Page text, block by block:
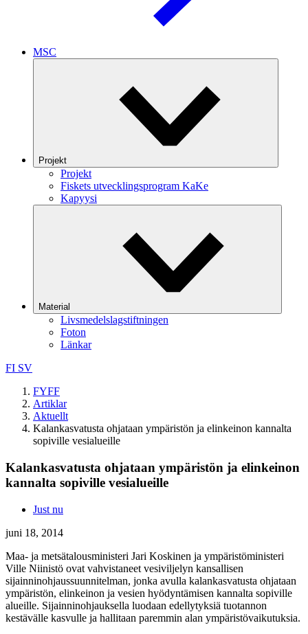
MSC
Projekt
Projekt
Fiskets utvecklingsprogram KaKe
Kapyysi
Material
Livsmedelslagstiftningen
Foton
Länkar
FI SV
FYFF
Artiklar
Aktuellt
Kalankasvatusta ohjataan ympäristön ja elinkeinon kannalta
sopiville vesialueille
Kalankasvatusta ohjataan ympäristön ja elinkeinon
kannalta sopiville vesialueille
Just nu
juni 18, 2014
Maa- ja metsätalousministeri Jari Koskinen ja ympäristöministeri
Ville Niinistö ovat vahvistaneet vesiviljelyn kansallisen
sijainninohjaussuunnitelman, jonka avulla kalankasvatusta ohjataan
ympäristön, elinkeinon ja vesien hyödyntämisen kannalta sopiville
alueille. Sijainninohjauksella luodaan edellytyksiä tuotannon
kestävälle kasvulle ja hallitaan paremmin alan ympäristövaikutuksia.